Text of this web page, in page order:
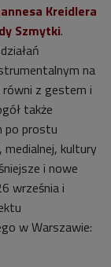
Kreidlera
Szmytki.
na
z gestem i
także
po prostu
kultury
i nowe
września i
w Warszawie: